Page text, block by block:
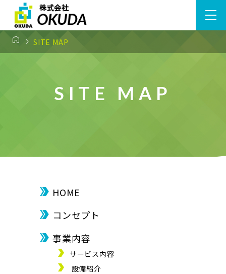
  SITE MAP
SITE MAP
HOME
コンセプト
事業内容
サービス内容
設備紹介